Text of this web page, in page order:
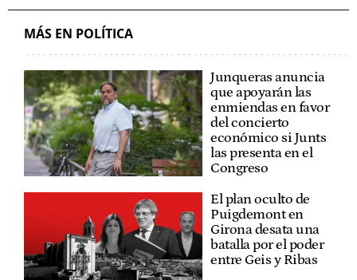
MÁS EN POLÍTICA
Junqueras anuncia
que apoyarán las
enmiendas en favor
del concierto
económico si Junts
las presenta en el
Congreso
El plan oculto de
Puigdemont en
Girona desata una
batalla por el poder
entre Geis y Ribas